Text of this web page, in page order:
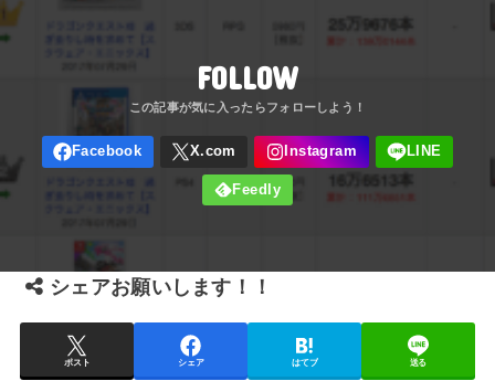
FOLLOW
シェアお願いします！！
ポスト シェア はてブ 送る